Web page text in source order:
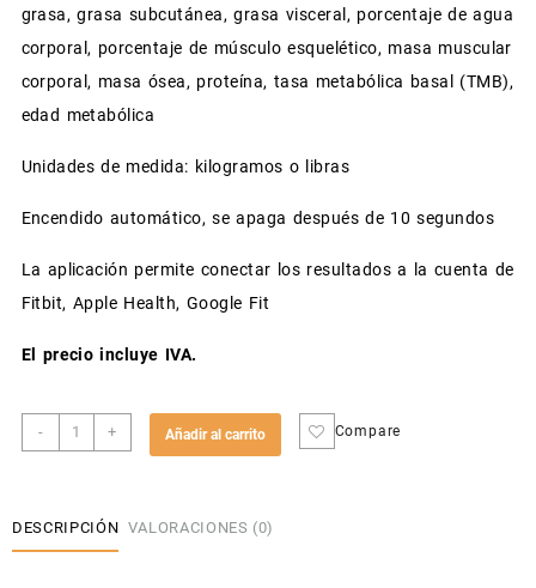
grasa, grasa subcutánea, grasa visceral, porcentaje de agua
corporal, porcentaje de músculo esquelético, masa muscular
corporal, masa ósea, proteína, tasa metabólica basal (TMB),
edad metabólica
Unidades de medida: kilogramos o libras
Encendido automático, se apaga después de 10 segundos
La aplicación permite conectar los resultados a la cuenta de
Fitbit, Apple Health, Google Fit
El precio incluye IVA.
-
Balanza
Inteligente
cantidad
+ Añadir al carrito Compare
DESCRIPCIÓN VALORACIONES (0)